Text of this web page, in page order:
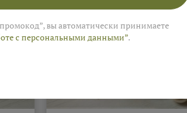
вы автоматически принимаете
с персональными данными”.